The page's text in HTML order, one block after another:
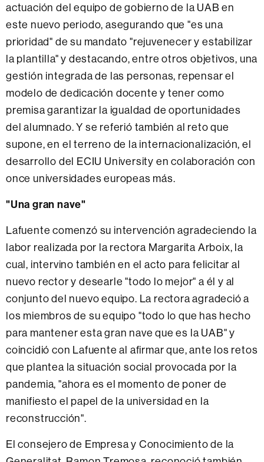
actuación del equipo de gobierno de la UAB en
este nuevo periodo, asegurando que "es una
prioridad" de su mandato "rejuvenecer y estabilizar
la plantilla" y destacando, entre otros objetivos, una
gestión integrada de las personas, repensar el
modelo de dedicación docente y tener como
premisa garantizar la igualdad de oportunidades
del alumnado. Y se referió también al reto que
supone, en el terreno de la internacionalización, el
desarrollo del ECIU University en colaboración con
once universidades europeas más.
"Una gran nave"
Lafuente comenzó su intervención agradeciendo la
labor realizada por la rectora Margarita Arboix, la
cual, intervino también en el acto para felicitar al
nuevo rector y desearle "todo lo mejor" a él y al
conjunto del nuevo equipo. La rectora agradeció a
los miembros de su equipo "todo lo que has hecho
para mantener esta gran nave que es la UAB" y
coincidió con Lafuente al afirmar que, ante los retos
que plantea la situación social provocada por la
pandemia, "ahora es el momento de poner de
manifiesto el papel de la universidad en la
reconstrucción".
El consejero de Empresa y Conocimiento de la